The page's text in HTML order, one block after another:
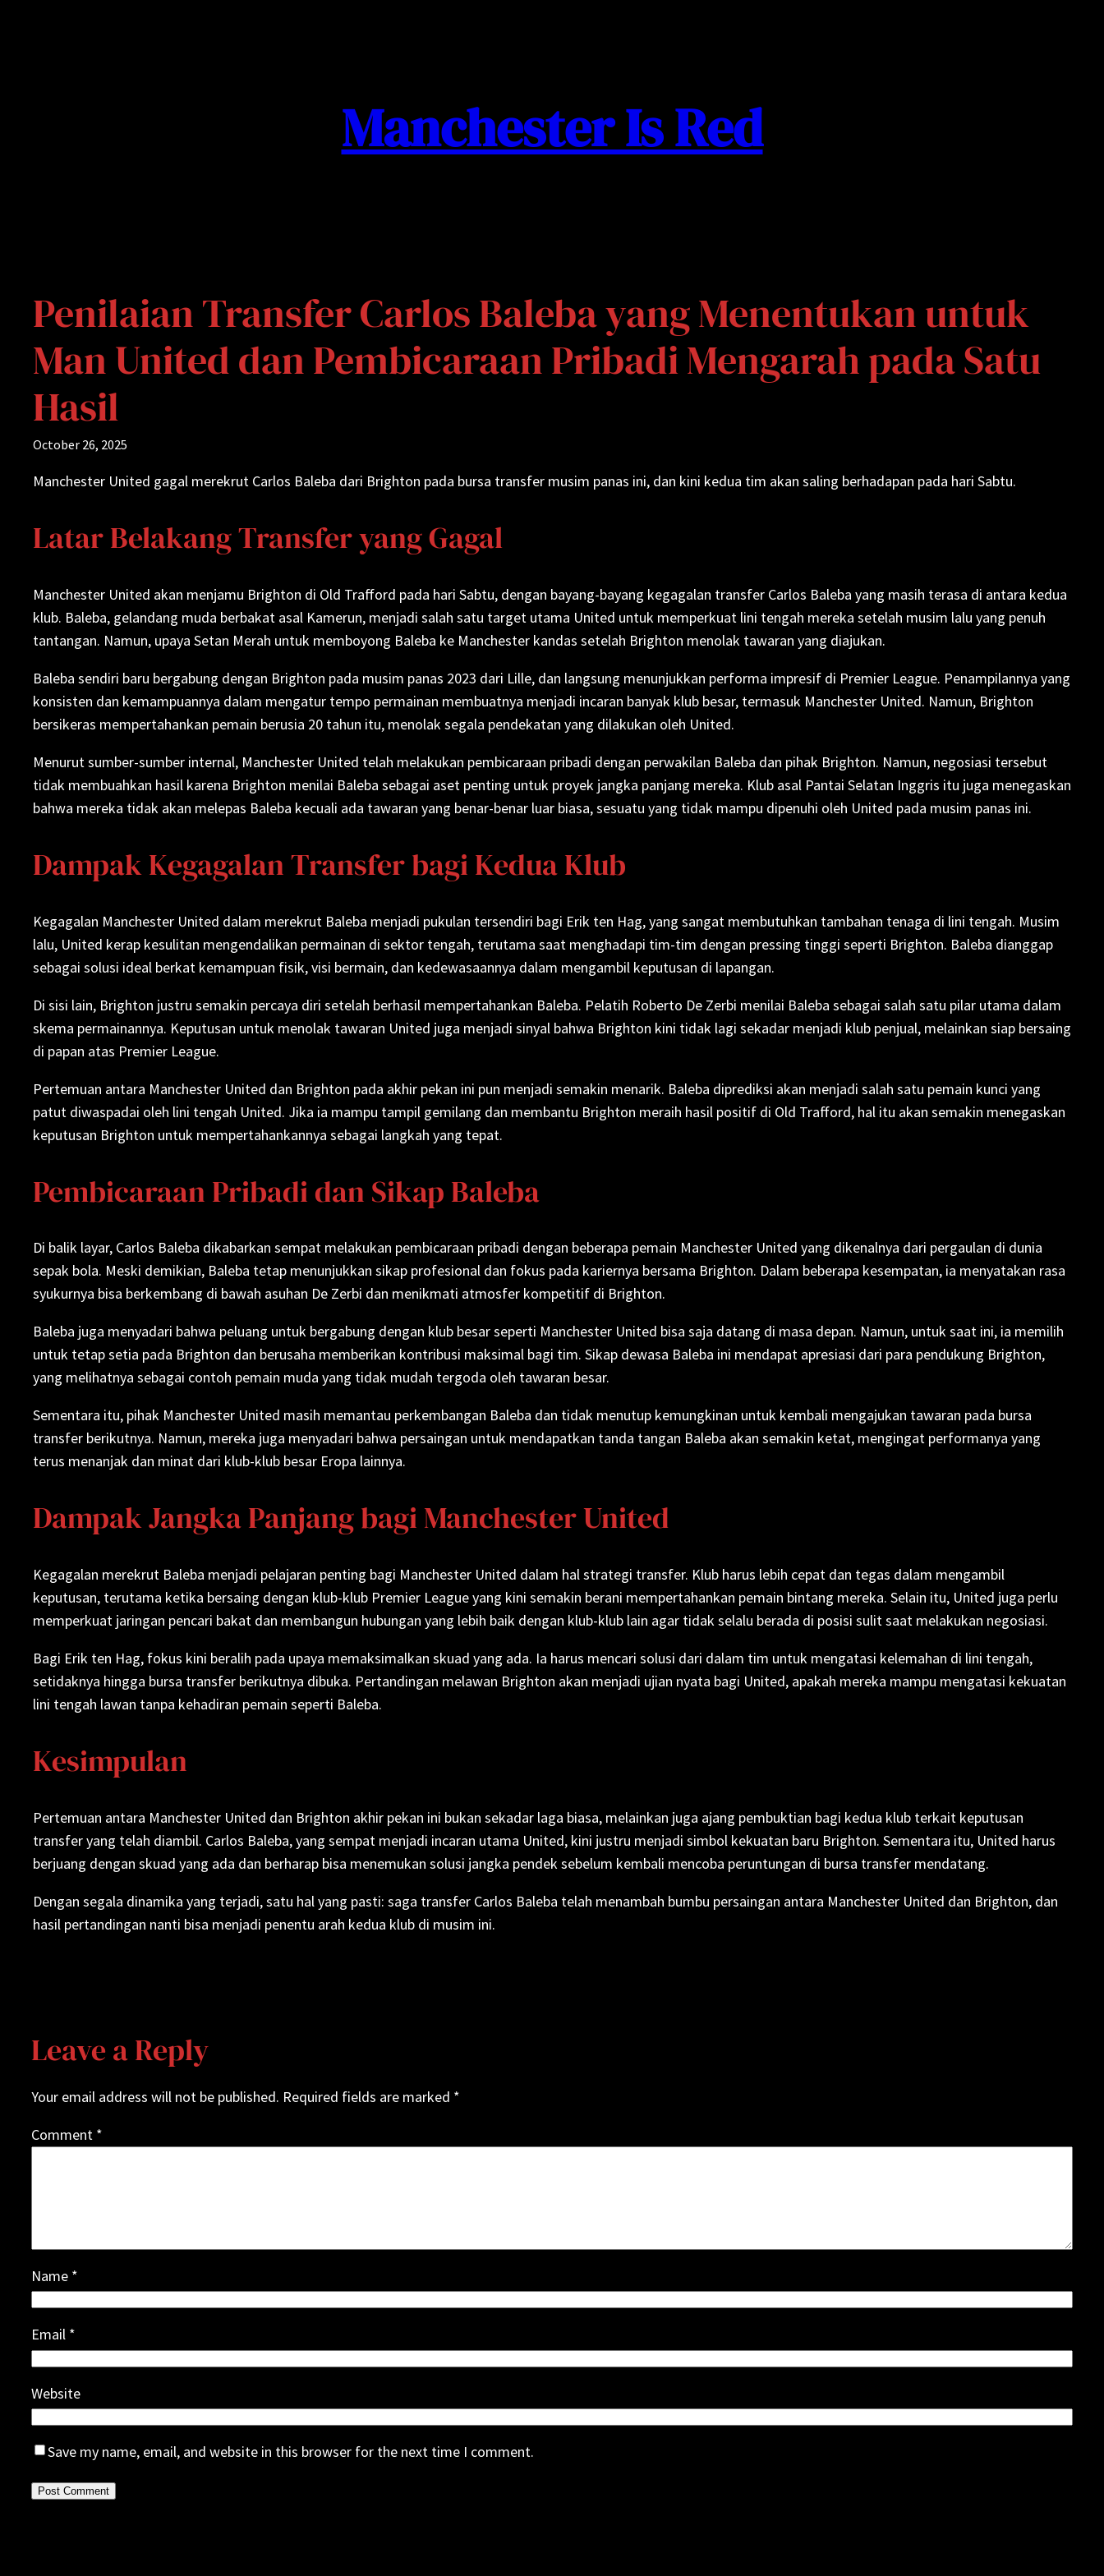
Manchester Is Red
Penilaian Transfer Carlos Baleba yang Menentukan untuk
Man United dan Pembicaraan Pribadi Mengarah pada Satu
Hasil
October 26, 2025
Manchester United gagal merekrut Carlos Baleba dari Brighton pada bursa transfer musim panas ini, dan kini kedua tim akan saling berhadapan pada hari Sabtu.
Latar Belakang Transfer yang Gagal
Manchester United akan menjamu Brighton di Old Trafford pada hari Sabtu, dengan bayang-bayang kegagalan transfer Carlos Baleba yang masih terasa di antara kedua
klub. Baleba, gelandang muda berbakat asal Kamerun, menjadi salah satu target utama United untuk memperkuat lini tengah mereka setelah musim lalu yang penuh
tantangan. Namun, upaya Setan Merah untuk memboyong Baleba ke Manchester kandas setelah Brighton menolak tawaran yang diajukan.
Baleba sendiri baru bergabung dengan Brighton pada musim panas 2023 dari Lille, dan langsung menunjukkan performa impresif di Premier League. Penampilannya yang
konsisten dan kemampuannya dalam mengatur tempo permainan membuatnya menjadi incaran banyak klub besar, termasuk Manchester United. Namun, Brighton
bersikeras mempertahankan pemain berusia 20 tahun itu, menolak segala pendekatan yang dilakukan oleh United.
Menurut sumber-sumber internal, Manchester United telah melakukan pembicaraan pribadi dengan perwakilan Baleba dan pihak Brighton. Namun, negosiasi tersebut
tidak membuahkan hasil karena Brighton menilai Baleba sebagai aset penting untuk proyek jangka panjang mereka. Klub asal Pantai Selatan Inggris itu juga menegaskan
bahwa mereka tidak akan melepas Baleba kecuali ada tawaran yang benar-benar luar biasa, sesuatu yang tidak mampu dipenuhi oleh United pada musim panas ini.
Dampak Kegagalan Transfer bagi Kedua Klub
Kegagalan Manchester United dalam merekrut Baleba menjadi pukulan tersendiri bagi Erik ten Hag, yang sangat membutuhkan tambahan tenaga di lini tengah. Musim
lalu, United kerap kesulitan mengendalikan permainan di sektor tengah, terutama saat menghadapi tim-tim dengan pressing tinggi seperti Brighton. Baleba dianggap
sebagai solusi ideal berkat kemampuan fisik, visi bermain, dan kedewasaannya dalam mengambil keputusan di lapangan.
Di sisi lain, Brighton justru semakin percaya diri setelah berhasil mempertahankan Baleba. Pelatih Roberto De Zerbi menilai Baleba sebagai salah satu pilar utama dalam
skema permainannya. Keputusan untuk menolak tawaran United juga menjadi sinyal bahwa Brighton kini tidak lagi sekadar menjadi klub penjual, melainkan siap bersaing
di papan atas Premier League.
Pertemuan antara Manchester United dan Brighton pada akhir pekan ini pun menjadi semakin menarik. Baleba diprediksi akan menjadi salah satu pemain kunci yang
patut diwaspadai oleh lini tengah United. Jika ia mampu tampil gemilang dan membantu Brighton meraih hasil positif di Old Trafford, hal itu akan semakin menegaskan
keputusan Brighton untuk mempertahankannya sebagai langkah yang tepat.
Pembicaraan Pribadi dan Sikap Baleba
Di balik layar, Carlos Baleba dikabarkan sempat melakukan pembicaraan pribadi dengan beberapa pemain Manchester United yang dikenalnya dari pergaulan di dunia
sepak bola. Meski demikian, Baleba tetap menunjukkan sikap profesional dan fokus pada kariernya bersama Brighton. Dalam beberapa kesempatan, ia menyatakan rasa
syukurnya bisa berkembang di bawah asuhan De Zerbi dan menikmati atmosfer kompetitif di Brighton.
Baleba juga menyadari bahwa peluang untuk bergabung dengan klub besar seperti Manchester United bisa saja datang di masa depan. Namun, untuk saat ini, ia memilih
untuk tetap setia pada Brighton dan berusaha memberikan kontribusi maksimal bagi tim. Sikap dewasa Baleba ini mendapat apresiasi dari para pendukung Brighton,
yang melihatnya sebagai contoh pemain muda yang tidak mudah tergoda oleh tawaran besar.
Sementara itu, pihak Manchester United masih memantau perkembangan Baleba dan tidak menutup kemungkinan untuk kembali mengajukan tawaran pada bursa
transfer berikutnya. Namun, mereka juga menyadari bahwa persaingan untuk mendapatkan tanda tangan Baleba akan semakin ketat, mengingat performanya yang
terus menanjak dan minat dari klub-klub besar Eropa lainnya.
Dampak Jangka Panjang bagi Manchester United
Kegagalan merekrut Baleba menjadi pelajaran penting bagi Manchester United dalam hal strategi transfer. Klub harus lebih cepat dan tegas dalam mengambil
keputusan, terutama ketika bersaing dengan klub-klub Premier League yang kini semakin berani mempertahankan pemain bintang mereka. Selain itu, United juga perlu
memperkuat jaringan pencari bakat dan membangun hubungan yang lebih baik dengan klub-klub lain agar tidak selalu berada di posisi sulit saat melakukan negosiasi.
Bagi Erik ten Hag, fokus kini beralih pada upaya memaksimalkan skuad yang ada. Ia harus mencari solusi dari dalam tim untuk mengatasi kelemahan di lini tengah,
setidaknya hingga bursa transfer berikutnya dibuka. Pertandingan melawan Brighton akan menjadi ujian nyata bagi United, apakah mereka mampu mengatasi kekuatan
lini tengah lawan tanpa kehadiran pemain seperti Baleba.
Kesimpulan
Pertemuan antara Manchester United dan Brighton akhir pekan ini bukan sekadar laga biasa, melainkan juga ajang pembuktian bagi kedua klub terkait keputusan
transfer yang telah diambil. Carlos Baleba, yang sempat menjadi incaran utama United, kini justru menjadi simbol kekuatan baru Brighton. Sementara itu, United harus
berjuang dengan skuad yang ada dan berharap bisa menemukan solusi jangka pendek sebelum kembali mencoba peruntungan di bursa transfer mendatang.
Dengan segala dinamika yang terjadi, satu hal yang pasti: saga transfer Carlos Baleba telah menambah bumbu persaingan antara Manchester United dan Brighton, dan
hasil pertandingan nanti bisa menjadi penentu arah kedua klub di musim ini.
Leave a Reply
Your email address will not be published. Required fields are marked *
Comment *
Name *
Email *
Website
Save my name, email, and website in this browser for the next time I comment.